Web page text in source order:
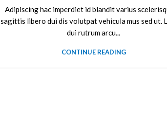
Adipiscing hac imperdiet id blandit varius
sagittis libero dui dis volutpat vehicula mus sed ut.
dui rutrum arcu...
CONTINUE READING